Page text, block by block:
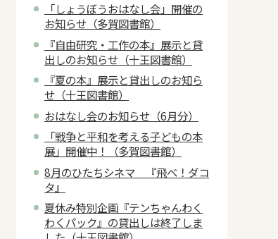
「しょうぼうおはなし会」開催の
お知らせ（多賀図書館）
『自由研究・工作の本』展示と貸
出しのお知らせ（十王図書館）
『夏の本』展示と貸出しのお知ら
せ（十王図書館）
おはなし会のお知らせ（6月分）
「戦争と平和を考える子どもの本
展」開催中！（多賀図書館）
8月のひたちシネマ 『飛べ！ダコ
タ』
夏休み特別企画『テンちゃんわく
わくパック』の貸出しは終了しま